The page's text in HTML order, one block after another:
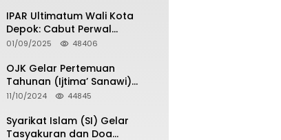
IPAR Ultimatum Wali Kota
Depok: Cabut Perwal
Tunjangan DPRD Rp40 Juta
Aksi Rakyat
01/09/2025 48406
OJK Gelar Pertemuan
Tahunan (Ijtima’ Sanawi)
Dewan Pengawas Syariah
11/10/2024 44845
Syarikat Islam (SI) Gelar
Tasyakuran dan Doa